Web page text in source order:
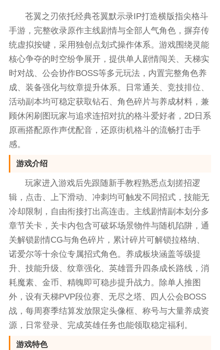
苍翼之刃依托经典苍翼默示录IP打造横版指尖格斗
手游，完整收录原作主线剧情与全部人气角色，摒弃传
统虚拟按键，采用独创点划式操作体系。游戏围绕灵能
核心争夺的时空纷争展开，提供单人剧情闯关、天梯实
时对战、公会协作BOSS等多元玩法，内置完整角色养
成、装备强化与纹章提升体系。日常通关、竞技排位、
活动副本均可稳定获取钻石、角色碎片与养成材料，兼
顾休闲刷图玩家与追求连招对抗的格斗爱好者，2D日系
原画搭配原作声优配音，还原街机格斗的流畅打击手
感。
游戏介绍
玩家进入游戏后先跟随新手教程熟悉点划搓招逻
辑，点击、上下滑动、冲刺均可触发不同招式，技能无
冷却限制，自由衔接打出高连击。主线剧情副本划分多
章节关卡，关卡内包含可破坏场景物件与随机陷阱，通
关解锁剧情CG与角色碎片，累计碎片可解锁拉格纳、
诺爱尔等十余位专属招式角色。养成板块涵盖等级提
升、技能升级、纹章强化、英雄晋升四条成长路线，消
耗魔素、金币、精魄即可稳步提升战力。除单人推图
外，设有天梯PVP段位赛、无尽之塔、四人公会BOSS
战，每周赛季结算发放限定头像框、称号与大量养成资
源，日常登录、完成英雄任务也能领取稳定福利。
游戏特色